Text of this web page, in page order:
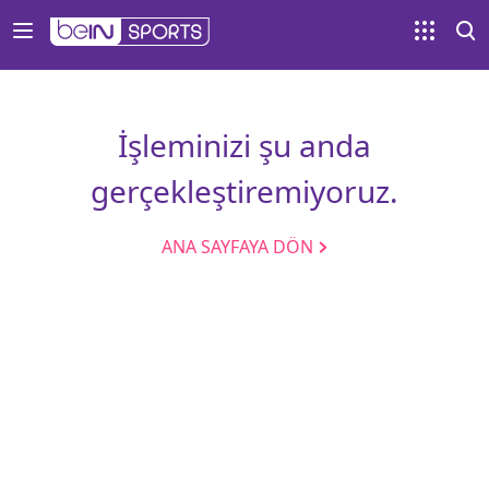
İşleminizi şu anda
gerçekleştiremiyoruz.
ANA SAYFAYA DÖN